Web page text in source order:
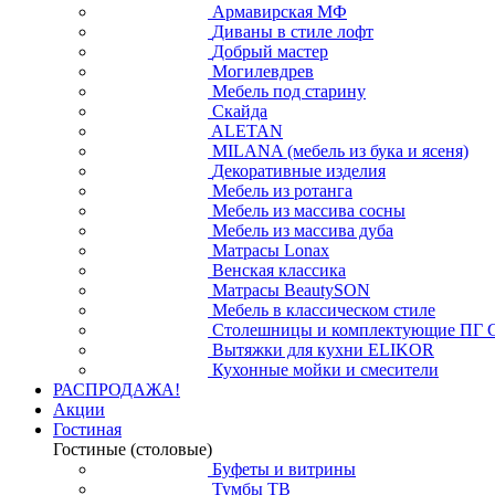
Армавирская МФ
Диваны в стиле лофт
Добрый мастер
Могилевдрев
Мебель под старину
Скайда
ALETAN
MILANA (мебель из бука и ясеня)
Декоративные изделия
Мебель из ротанга
Мебель из массива сосны
Мебель из массива дуба
Матрасы Lonax
Венская классика
Матрасы BeautySON
Мебель в классическом стиле
Столешницы и комплектующие ПГ
Вытяжки для кухни ELIKOR
Кухонные мойки и смесители
РАСПРОДАЖА!
Акции
Гостиная
Гостиные (столовые)
Буфеты и витрины
Тумбы ТВ